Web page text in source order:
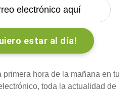
primera hora de la mañana en tu
toda la actualidad de